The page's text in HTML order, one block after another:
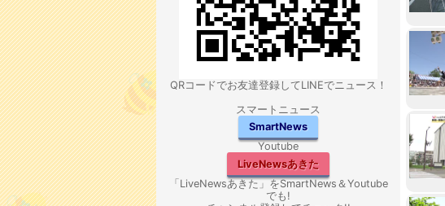
QRコードでお友達登録してLINEでニュース！
スマートニュース
SmartNews
Youtube
LiveNewsあきた
「LiveNewsあきた」をSmartNews＆Youtube
でも!